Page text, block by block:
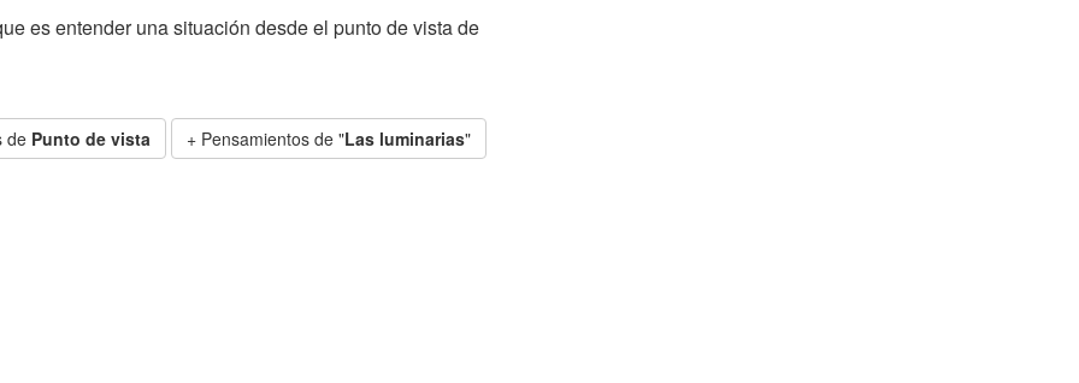
es entender una situación desde el punto de vista de
de Punto de vista + Pensamientos de "Las luminarias"